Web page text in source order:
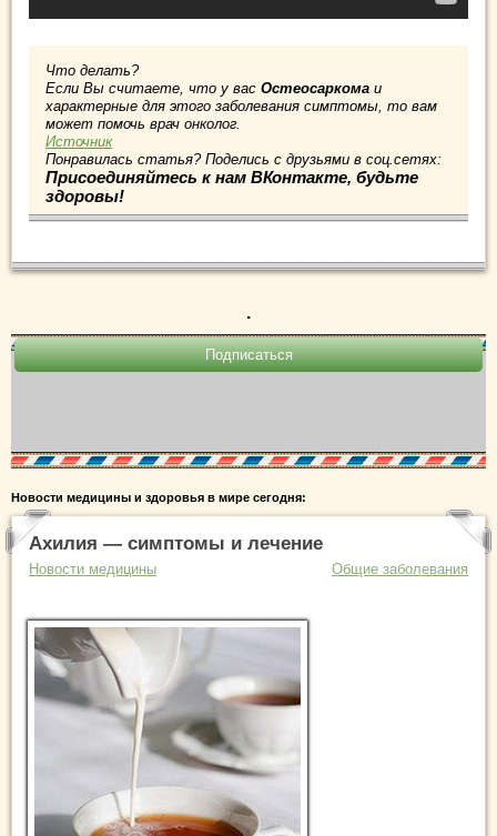
Что делать?
Если Вы считаете, что у вас Остеосаркома и
характерные для этого заболевания симптомы, то вам
может помочь врач онколог.
Источник
Понравилась статья? Поделись с друзьями в соц.сетях:
Присоединяйтесь к нам ВКонтакте, будьте
здоровы!
.
Новости медицины и здоровья в мире сегодня:
Ахилия — симптомы и лечение
Новости медицины Общие заболевания